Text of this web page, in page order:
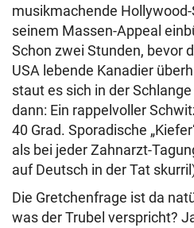
musikmachende
seinem Massen-Appeal
Schon zwei Stunden, bevor
USA lebende Kanadier
staut es sich in der
dann: Ein rappelvoller
40 Grad. Sporadische
als bei jeder Zahnarzt-
auf Deutsch in der Tat
Die Gretchenfrage ist da
was der Trubel verspricht?